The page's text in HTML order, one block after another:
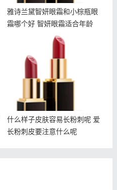
雅诗兰黛智妍眼霜和小棕瓶眼
霜哪个好 智妍眼霜适合年龄
什么样子皮肤容易长粉刺呢
什么样子皮肤容易长粉刺呢 爱
长粉刺皮要注意什么呢